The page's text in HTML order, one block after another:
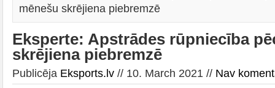
mēnešu skrējiena piebremzē
Eksperte: Apstrādes rūpniecība
skrējiena piebremzē
Publicēja Eksports.lv // 10. March 2021 // Nav